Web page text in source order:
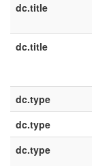
dc.title
dc.title
dc.type
dc.type
dc.type